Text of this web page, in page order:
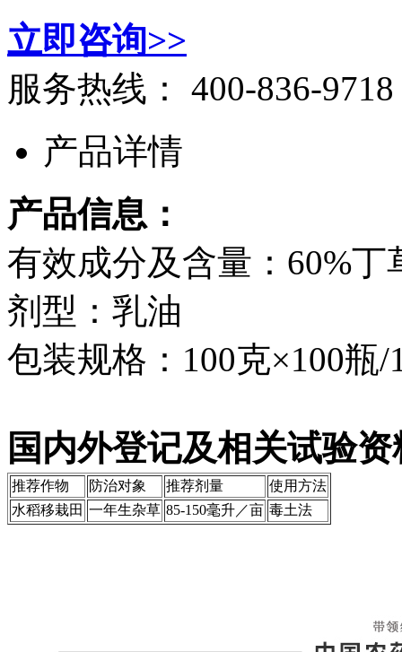
立即咨询>>
服务热线： 400-836-9718
产品详情
产品信息：
有效成分及含量：60%丁
剂型：乳油
包装规格：100克×100瓶
国内外登记及相关试验
推荐作物 防治对象 推荐剂量
使用方法
水稻移栽田 一年生杂草 85-150毫升／亩 毒土法